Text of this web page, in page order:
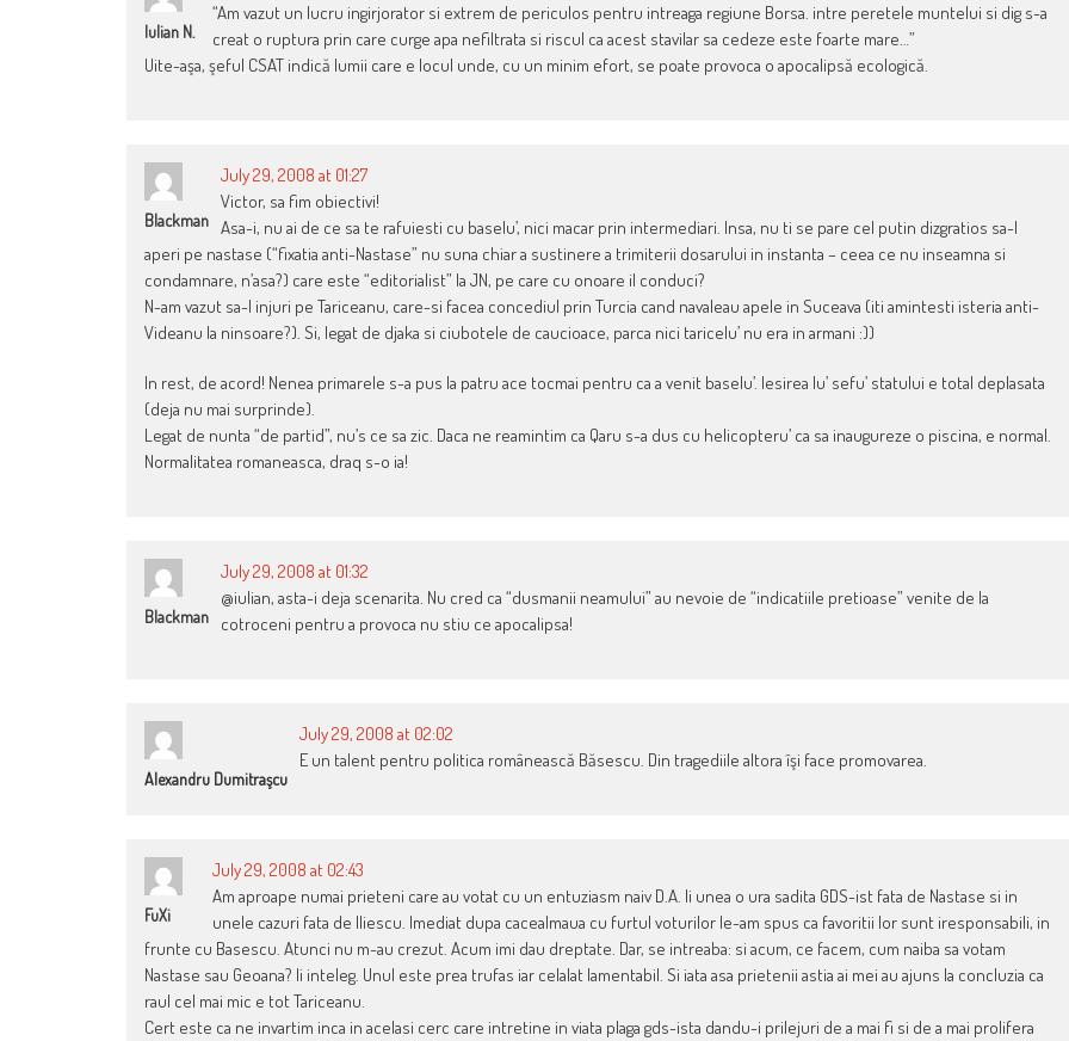
Iulian N.
“Am vazut un lucru ingirjorator si extrem de periculos pentru intreaga regiune Borsa. intre peretele muntelui si dig s-a
creat o ruptura prin care curge apa nefiltrata si riscul ca acest stavilar sa cedeze este foarte mare…”
Uite-aşa, şeful CSAT indică lumii care e locul unde, cu un minim efort, se poate provoca o apocalipsă ecologică.
Blackman
July 29, 2008 at 01:27
Victor, sa fim obiectivi!
Asa-i, nu ai de ce sa te rafuiesti cu baselu’, nici macar prin intermediari. Insa, nu ti se pare cel putin dizgratios sa-l
aperi pe nastase (“fixatia anti-Nastase” nu suna chiar a sustinere a trimiterii dosarului in instanta – ceea ce nu inseamna si
condamnare, n’asa?) care este “editorialist” la JN, pe care cu onoare il conduci?
N-am vazut sa-l injuri pe Tariceanu, care-si facea concediul prin Turcia cand navaleau apele in Suceava (iti amintesti isteria anti-
Videanu la ninsoare?). Si, legat de djaka si ciubotele de caucioace, parca nici taricelu’ nu era in armani :))
In rest, de acord! Nenea primarele s-a pus la patru ace tocmai pentru ca a venit baselu’. Iesirea lu’ sefu’ statului e total deplasata
(deja nu mai surprinde).
Legat de nunta “de partid”, nu’s ce sa zic. Daca ne reamintim ca Qaru s-a dus cu helicopteru’ ca sa inaugureze o piscina, e normal.
Normalitatea romaneasca, draq s-o ia!
Blackman
July 29, 2008 at 01:32
@iulian, asta-i deja scenarita. Nu cred ca “dusmanii neamului” au nevoie de “indicatiile pretioase” venite de la
cotroceni pentru a provoca nu stiu ce apocalipsa!
Alexandru Dumitraşcu
July 29, 2008 at 02:02
E un talent pentru politica românească Băsescu. Din tragediile altora îşi face promovarea.
FuXi
July 29, 2008 at 02:43
Am aproape numai prieteni care au votat cu un entuziasm naiv D.A. Ii unea o ura sadita GDS-ist fata de Nastase si in
unele cazuri fata de Iliescu. Imediat dupa cacealmaua cu furtul voturilor le-am spus ca favoritii lor sunt iresponsabili, in
frunte cu Basescu. Atunci nu m-au crezut. Acum imi dau dreptate. Dar, se intreaba: si acum, ce facem, cum naiba sa votam
Nastase sau Geoana? Ii inteleg. Unul este prea trufas iar celalat lamentabil. Si iata asa prietenii astia ai mei au ajuns la concluzia ca
raul cel mai mic e tot Tariceanu.
Cert este ca ne invartim inca in acelasi cerc care intretine in viata plaga gds-ista dandu-i prilejuri de a mai fi si de a mai prolifera